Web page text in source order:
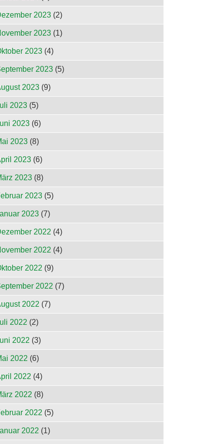
2023 (2)
2023 (1)
2023 (4)
2023 (5)
2023 (9)
2023 (5)
2023 (6)
2023 (8)
2023 (6)
2023 (8)
2023 (5)
2023 (7)
2022 (4)
2022 (4)
2022 (9)
2022 (7)
2022 (7)
2022 (2)
2022 (3)
2022 (6)
2022 (4)
2022 (8)
2022 (5)
2022 (1)